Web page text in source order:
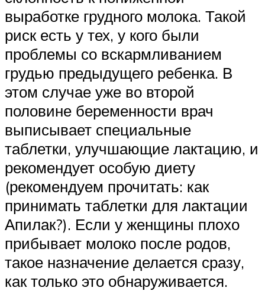
выработке грудного молока. Такой
риск есть у тех, у кого были
проблемы со вскармливанием
грудью предыдущего ребенка. В
этом случае уже во второй
половине беременности врач
выписывает специальные
таблетки, улучшающие лактацию, и
рекомендует особую диету
(рекомендуем прочитать: как
принимать таблетки для лактации
Апилак?). Если у женщины плохо
прибывает молоко после родов,
такое назначение делается сразу,
как только это обнаруживается.